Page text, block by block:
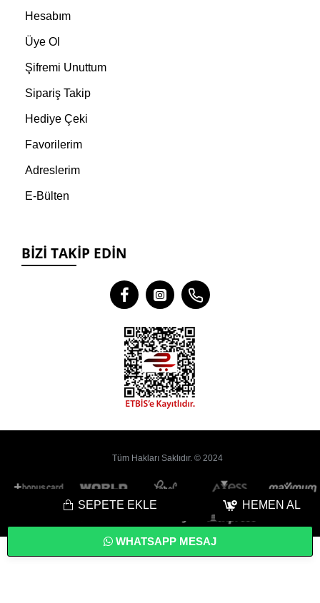
SEPETE EKLE HEMEN AL
WHATSAPP MESAJ
Hesabım
Üye Ol
Şifremi Unuttum
Sipariş Takip
Hediye Çeki
Favorilerim
Adreslerim
E-Bülten
BIZI TAKIP EDIN
Tüm Hakları Saklıdır. © 2024